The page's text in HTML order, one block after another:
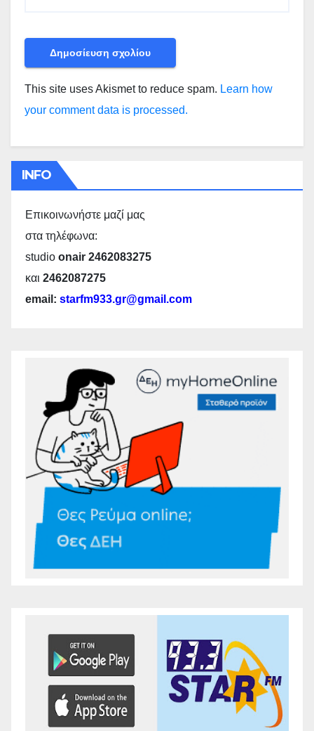
This site uses Akismet to reduce spam. Learn how
your comment data is processed.
INFO
Επικοινωνήστε μαζί μας
στα τηλέφωνα:
studio onair 2462083275
και 2462087275
email: starfm933.gr@gmail.com